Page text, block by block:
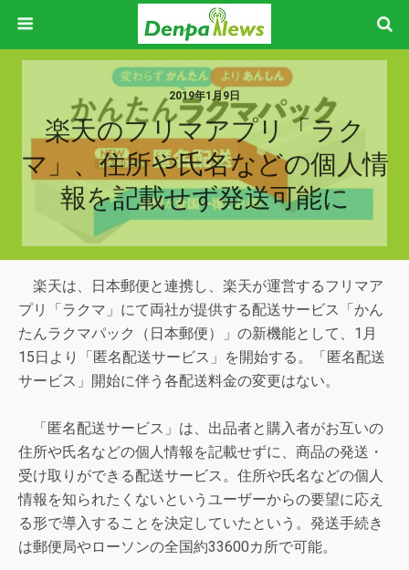
2019年1月9日
楽天のフリマアプリ「ラク
マ」、住所や氏名などの個人情
報を記載せず発送可能に
楽天は、日本郵便と連携し、楽天が運営するフリマア
プリ「ラクマ」にて両社が提供する配送サービス「かん
たんラクマパック（日本郵便）」の新機能として、1月
15日より「匿名配送サービス」を開始する。「匿名配送
サービス」開始に伴う各配送料金の変更はない。
「匿名配送サービス」は、出品者と購入者がお互いの
住所や氏名などの個人情報を記載せずに、商品の発送・
受け取りができる配送サービス。住所や氏名などの個人
情報を知られたくないというユーザーからの要望に応え
る形で導入することを決定していたという。発送手続き
は郵便局やローソンの全国約33600カ所で可能。